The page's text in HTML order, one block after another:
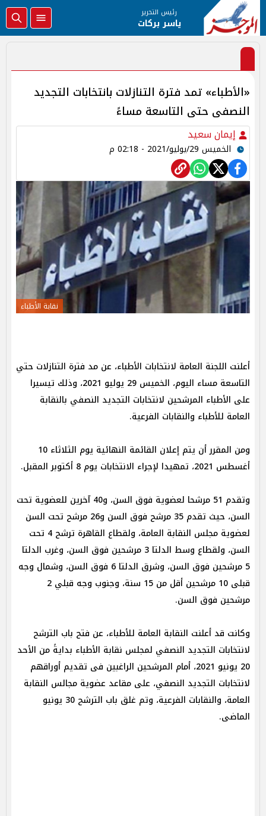
رئيس التحرير
ياسر بركات
«الأطباء» تمد فترة التنازلات بانتخابات التجديد
النصفى حتى التاسعة مساءً
إيمان سعيد
الخميس 29/يوليو/2021 - 02:18 م
نقابة الأطباء
أعلنت اللجنة العامة لانتخابات الأطباء، عن مد فترة التنازلات حتي
التاسعة مساء اليوم، الخميس 29 يوليو 2021، وذلك تيسيرا
على الأطباء المرشحين لانتخابات التجديد النصفي بالنقابة
العامة للأطباء والنقابات الفرعية.
ومن المقرر أن يتم إعلان القائمة النهائية يوم الثلاثاء 10
أغسطس 2021، تمهيدا لإجراء الانتخابات يوم 8 أكتوبر المقبل.
وتقدم 51 مرشحا لعضوية فوق السن، و40 آخرين للعضوية تحت
السن، حيث تقدم 35 مرشح فوق السن و26 مرشح تحت السن
لعضوية مجلس النقابة العامة، ولقطاع القاهرة ترشح 4 تحت
السن، ولقطاع وسط الدلتا 3 مرشحين فوق السن، وغرب الدلتا
5 مرشحين فوق السن، وشرق الدلتا 6 فوق السن، وشمال وجه
قبلى 10 مرشحين أقل من 15 سنة، وجنوب وجه قبلي 2
مرشحين فوق السن.
وكانت قد أعلنت النقابة العامة للأطباء، عن فتح باب الترشح
لانتخابات التجديد النصفي لمجلس نقابة الأطباء بدايةً من الأحد
20 يونيو 2021، أمام المرشحين الراغبين فى تقديم أوراقهم
لانتخابات التجديد النصفي، على مقاعد عضوية مجالس النقابة
العامة، والنقابات الفرعية، وتم غلق باب الترشح 30 يونيو
الماضى.